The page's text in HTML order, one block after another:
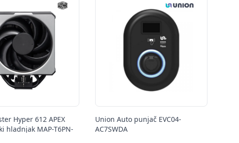
Hyper 612 APEX
hladnjak MAP-T6PN-
Union Auto punjač EVC04-
AC7SWDA